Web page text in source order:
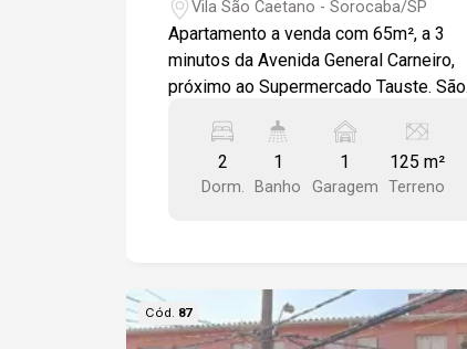
Vila São Caetano - Sorocaba/SP
Apartamento a venda com 65m², a 3
minutos da Avenida General Carneiro,
próximo ao Supermercado Tauste. São
Cozinha, Banheiro e Área de serviço.
Bairro com infraestrutura completa de
comércios.
2
Dorm.
1
Banho
1
Garagem
125 m²
Terreno
Cód. 87